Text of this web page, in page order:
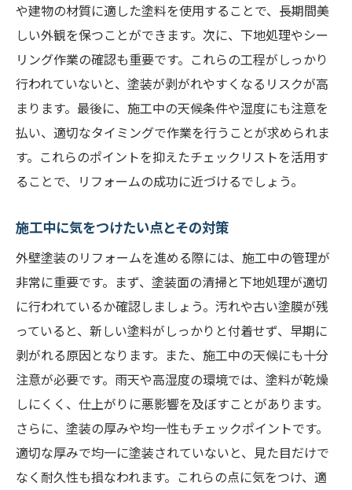
や建物の材質に適した塗料を使用することで、長期間美
しい外観を保つことができます。次に、下地処理やシー
リング作業の確認も重要です。これらの工程がしっかり
行われていないと、塗装が剥がれやすくなるリスクが高
まります。最後に、施工中の天候条件や湿度にも注意を
払い、適切なタイミングで作業を行うことが求められま
す。これらのポイントを抑えたチェックリストを活用す
ることで、リフォームの成功に近づけるでしょう。
施工中に気をつけたい点とその対策
外壁塗装のリフォームを進める際には、施工中の管理が
非常に重要です。まず、塗装面の清掃と下地処理が適切
に行われているか確認しましょう。汚れや古い塗膜が残
っていると、新しい塗料がしっかりと付着せず、早期に
剥がれる原因となります。また、施工中の天候にも十分
注意が必要です。雨天や高湿度の環境では、塗料が乾燥
しにくく、仕上がりに悪影響を及ぼすことがあります。
さらに、塗装の厚みや均一性もチェックポイントです。
適切な厚みで均一に塗装されていないと、見た目だけで
なく耐久性も損なわれます。これらの点に気をつけ、適